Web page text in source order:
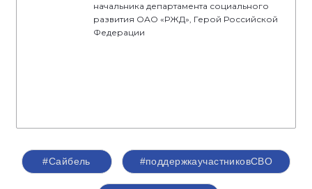
начальника департамента социального
развития ОАО «РЖД», Герой Российской
Федерации
#Сайбель #поддержкаучастниковСВО